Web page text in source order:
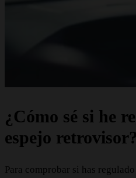
¿Cómo sé si he
espejo retrovisor?
Para comprobar si has